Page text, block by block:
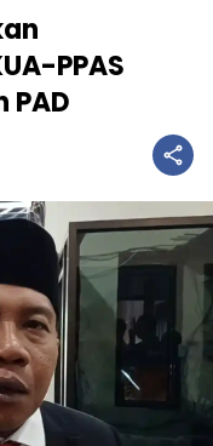
PPAS
PAD